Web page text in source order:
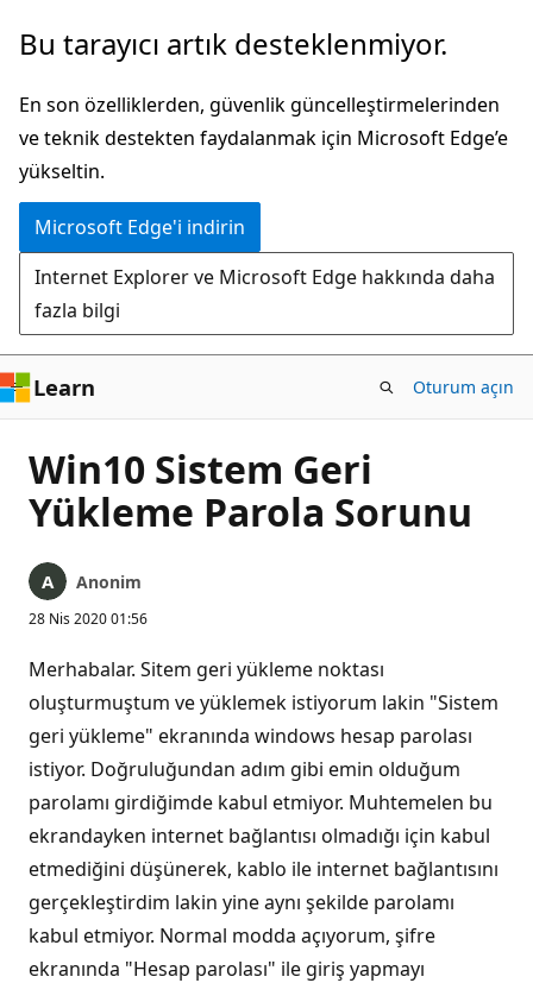
Ana
atla
Bu tarayıcı artık desteklenmiyor.
En son özelliklerden, güvenlik güncelleştirmelerinden
ve teknik destekten faydalanmak için Microsoft Edge’e
yükseltin.
Microsoft Edge'i indirin
Internet Explorer ve Microsoft Edge hakkında daha
fazla bilgi
Learn Oturum açın
Win10 Sistem Geri
Yükleme Parola Sorunu
Anonim
28 Nis 2020 01:56
Merhabalar. Sitem geri yükleme noktası
oluşturmuştum ve yüklemek istiyorum lakin "Sistem
geri yükleme" ekranında windows hesap parolası
istiyor. Doğruluğundan adım gibi emin olduğum
parolamı girdiğimde kabul etmiyor. Muhtemelen bu
ekrandayken internet bağlantısı olmadığı için kabul
etmediğini düşünerek, kablo ile internet bağlantısını
gerçekleştirdim lakin yine aynı şekilde parolamı
kabul etmiyor. Normal modda açıyorum, şifre
ekranında "Hesap parolası" ile giriş yapmayı